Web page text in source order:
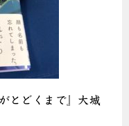
とどくまで』大城